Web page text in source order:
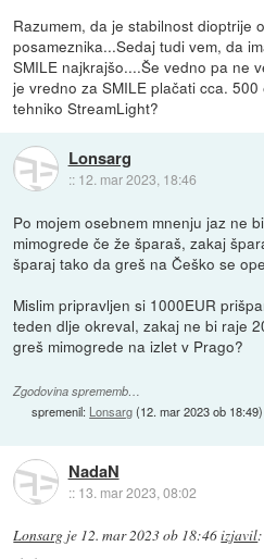
Razumem, da je stabilnost dioptrije
posameznika...Sedaj tudi vem, da
SMILE najkrajšo....Še vedno pa ne
je vredno za SMILE plačati cca.
tehniko StreamLight?
Lonsarg
:: 12. mar 2023, 18:46
Po mojem osebnem mnenju jaz ne
mimogrede če že šparaš, zakaj
šparaj tako da greš na Češko se
Mislim pripravljen si 1000EUR
teden dlje okreval, zakaj ne bi raje
greš mimogrede na izlet v Prago?
Zgodovina sprememb…
spremenil: Lonsarg(12. mar 2023 ob 18:49)
NadaN
:: 13. mar 2023, 08:02
Lonsarg je 12. mar 2023 ob 18:46izjavil: